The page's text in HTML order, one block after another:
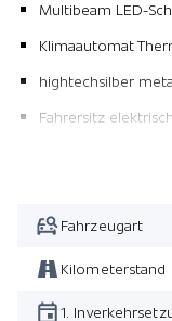
Multibeam LED-
Klimaautomat
hightechsilber
Fahrersitz
Lenkradheizung
Zierteile in
Fahrzeugart
Kilometerstand
1.